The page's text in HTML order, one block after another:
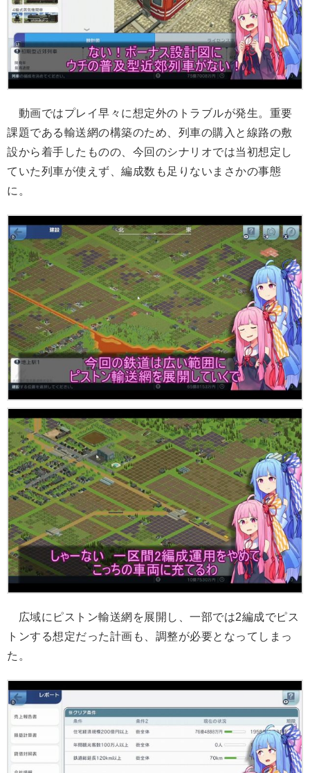
動画ではプレイ早々に想定外のトラブルが発生。重要
課題である輸送網の構築のため、列車の購入と線路の敷
設から着手したものの、今回のシナリオでは当初想定し
ていた列車が使えず、編成数も足りないまさかの事態
に。
広域にピストン輸送網を展開し、一部では2編成でピス
トンする想定だった計画も、調整が必要となってしまっ
た。